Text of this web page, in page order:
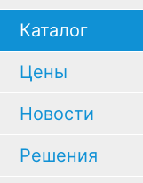
Каталог
Цены
Новости
Решения